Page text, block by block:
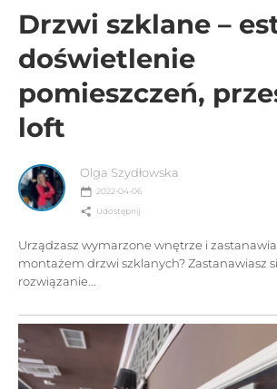
Drzwi szklane –
doświetlenie
pomieszczeń,
loft
Olga Szydłowska
2022-04-06
Udostępnij
Urządzasz wymarzone wnętrze i
montażem drzwi szklanych? Zastanawiasz
rozwiązanie...